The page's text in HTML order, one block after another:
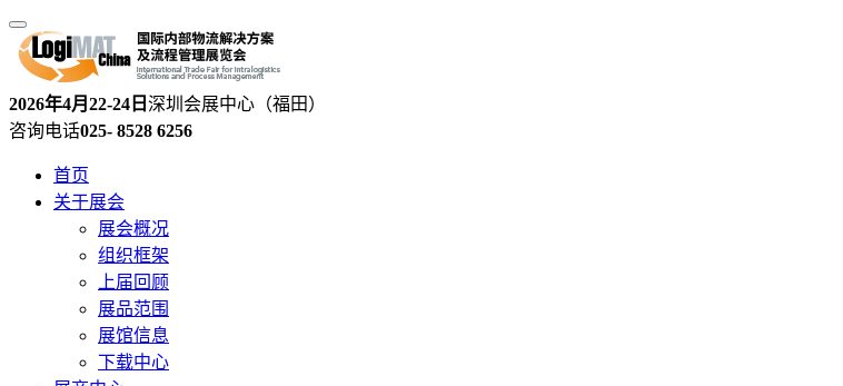
2026年4月22-24日 深圳会展中心（福田）
咨询电话025- 8528 6256
首页
关于展会
展会概况
组织框架
上届回顾
展品范围
展馆信息
下载中心